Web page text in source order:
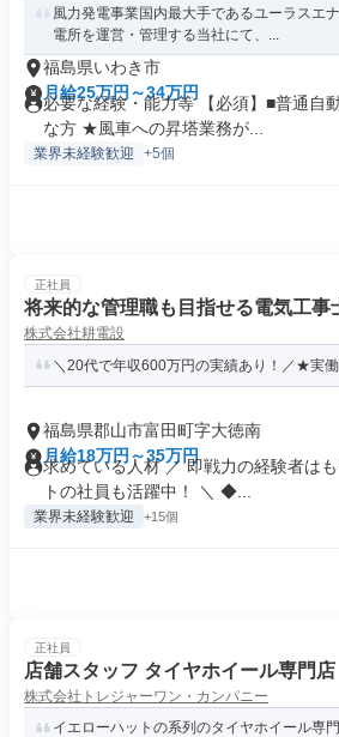
風力発電事業国内最大手であるユーラスエ
電所を運営・管理する当社にて、...
福島県いわき市
月給25万円～34万円
必要な経験・能力等 【必須】■普通自
な方 ★風車への昇塔業務が...
業界未経験歓迎 +5個
正社員
将来的な管理職も目指せる電気工事
株式会社耕電設
＼20代で年収600万円の実績あり！／★実
福島県郡山市富田町字大徳南
月給18万円～35万円
求めている人材 ／ 即戦力の経験者は
トの社員も活躍中！ ＼ ◆...
業界未経験歓迎 +15個
正社員
店舗スタッフ タイヤホイール専門店
株式会社トレジャーワン・カンパニー
イエローハットの系列のタイヤホイール専